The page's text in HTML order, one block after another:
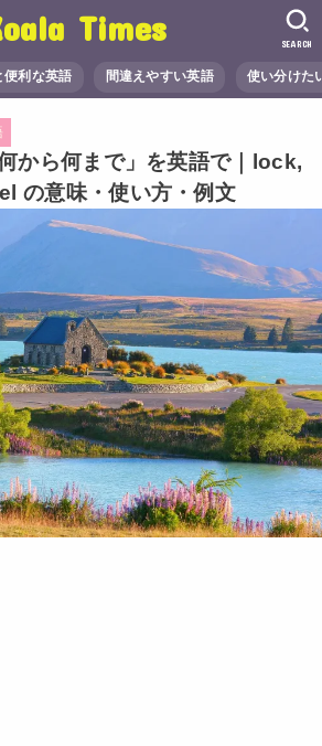
Times
便利な英語 間違えやすい英語 使い分けた
SEARCH
から何まで」を英語で｜lock,
の意味・使い方・例文